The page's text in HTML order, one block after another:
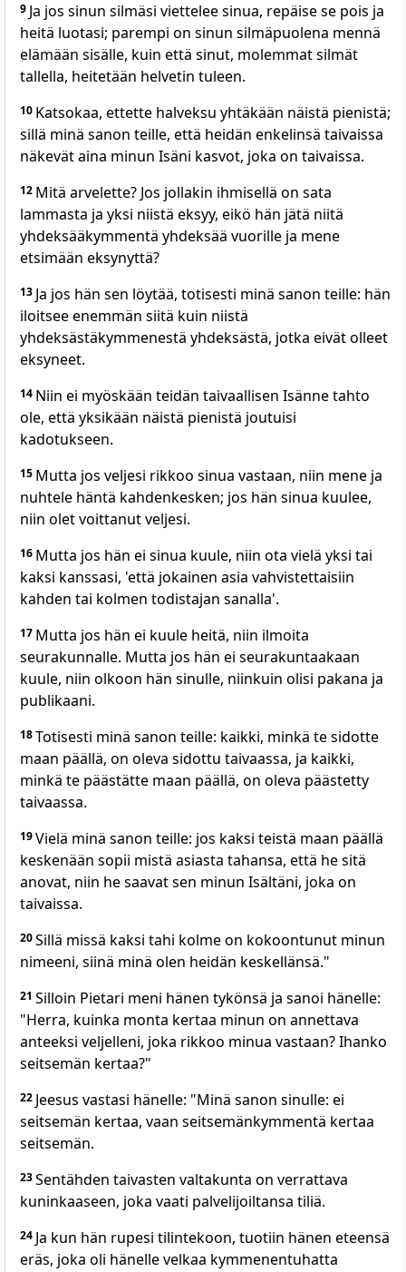
9 Ja jos sinun silmäsi viettelee sinua, repäise se pois ja
heitä luotasi; parempi on sinun silmäpuolena mennä
elämään sisälle, kuin että sinut, molemmat silmät
tallella, heitetään helvetin tuleen.
10 Katsokaa, ettette halveksu yhtäkään näistä pienistä;
sillä minä sanon teille, että heidän enkelinsä taivaissa
näkevät aina minun Isäni kasvot, joka on taivaissa.
12 Mitä arvelette? Jos jollakin ihmisellä on sata
lammasta ja yksi niistä eksyy, eikö hän jätä niitä
yhdeksääkymmentä yhdeksää vuorille ja mene
etsimään eksynyttä?
13 Ja jos hän sen löytää, totisesti minä sanon teille: hän
iloitsee enemmän siitä kuin niistä
yhdeksästäkymmenestä yhdeksästä, jotka eivät olleet
eksyneet.
14 Niin ei myöskään teidän taivaallisen Isänne tahto
ole, että yksikään näistä pienistä joutuisi
kadotukseen.
15 Mutta jos veljesi rikkoo sinua vastaan, niin mene ja
nuhtele häntä kahdenkesken; jos hän sinua kuulee,
niin olet voittanut veljesi.
16 Mutta jos hän ei sinua kuule, niin ota vielä yksi tai
kaksi kanssasi, 'että jokainen asia vahvistettaisiin
kahden tai kolmen todistajan sanalla'.
17 Mutta jos hän ei kuule heitä, niin ilmoita
seurakunnalle. Mutta jos hän ei seurakuntaakaan
kuule, niin olkoon hän sinulle, niinkuin olisi pakana ja
publikaani.
18Totisesti minä sanon teille: kaikki, minkä te sidotte
maan päällä, on oleva sidottu taivaassa, ja kaikki,
minkä te päästätte maan päällä, on oleva päästetty
taivaassa.
19Vielä minä sanon teille: jos kaksi teistä maan päällä
keskenään sopii mistä asiasta tahansa, että he sitä
anovat, niin he saavat sen minun Isältäni, joka on
taivaissa.
20Sillä missä kaksi tahi kolme on kokoontunut minun
nimeeni, siinä minä olen heidän keskellänsä."
21 Silloin Pietari meni hänen tykönsä ja sanoi hänelle:
"Herra, kuinka monta kertaa minun on annettava
anteeksi veljelleni, joka rikkoo minua vastaan? Ihanko
seitsemän kertaa?"
22 Jeesus vastasi hänelle: "Minä sanon sinulle: ei
seitsemän kertaa, vaan seitsemänkymmentä kertaa
seitsemän.
23Sentähden taivasten valtakunta on verrattava
kuninkaaseen, joka vaati palvelijoiltansa tiliä.
24 Ja kun hän rupesi tilintekoon, tuotiin hänen eteensä
eräs, joka oli hänelle velkaa kymmenentuhatta